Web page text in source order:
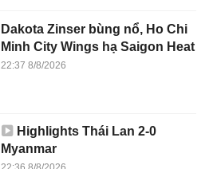
Dakota Zinser bùng nổ, Ho Chi
Minh City Wings hạ Saigon Heat
22:37 8/8/2026
Highlights Thái Lan 2-0
Myanmar